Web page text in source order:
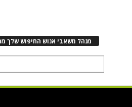
מנהל משאבי אנוש החיפוש שלך